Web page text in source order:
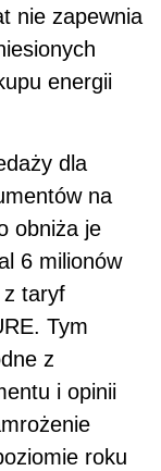
nie zapewnia
energii
dla
na
obniża je
6 milionów
z taryf
Tym
z
i opinii
roku